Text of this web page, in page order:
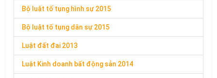
Bộ luật tố tụng hình sự 2015
Bộ luật tố tụng dân sự 2015
Luật đất đai 2013
Luật Kinh doanh bất động sản 2014